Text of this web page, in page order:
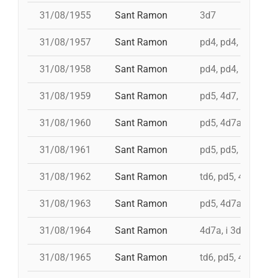
31/08/1955 Sant Ramon 3d7
31/08/1957 Sant Ramon pd4, pd4, pd4,
31/08/1958 Sant Ramon pd4, pd4, pd5,
31/08/1959 Sant Ramon pd5, 4d7, 3d7
31/08/1960 Sant Ramon pd5, 4d7a, i
31/08/1961 Sant Ramon pd5, pd5, 3d7,
31/08/1962 Sant Ramon td6, pd5, 4d7,
31/08/1963 Sant Ramon pd5, 4d7a, i td7
31/08/1964 Sant Ramon 4d7a, i 3d7s, i
31/08/1965 Sant Ramon td6, pd5, 4d7,